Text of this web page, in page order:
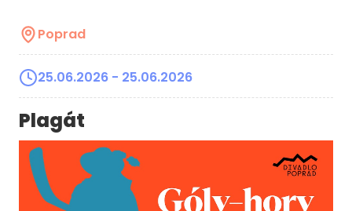
Poprad
25.06.2026 - 25.06.2026
Plagát